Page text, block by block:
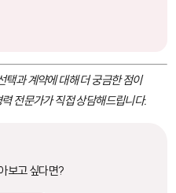
택과 계약에 대해 더 궁금한 점이
전문가가 직접 상담해드립니다.
보고 싶다면?